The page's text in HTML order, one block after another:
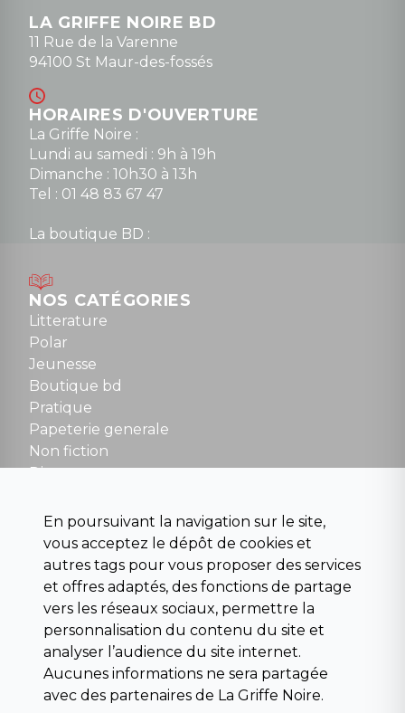
LA GRIFFE NOIRE BD
11 Rue de la Varenne
94100 St Maur-des-fossés
HORAIRES D'OUVERTURE
La Griffe Noire :
Lundi au samedi : 9h à 19h
Dimanche : 10h30 à 13h
Tel : 01 48 83 67 47
La boutique BD :
Mardi au samedi : 10h à 13h / 14h à 19h
Dimanche : 10h30 à 12h30
Tel : 01 48 89 13 88
Fermé le dimanche en Juillet et Août
NOUS CONTACTER
contact@la-griffe-noire.com
NOS CATÉGORIES
Litterature
Polar
Jeunesse
Boutique bd
Pratique
Papeterie generale
Non fiction
Divers
Beaux livres et art
Para scolaire
Histoire
Pochoteque
Pleiade
INFORMATIONS
Droit de rétractation
En poursuivant la navigation sur le site,
vous acceptez le dépôt de cookies et
autres tags pour vous proposer des services
et offres adaptés, des fonctions de partage
vers les réseaux sociaux, permettre la
personnalisation du contenu du site et
analyser l’audience du site internet.
Aucunes informations ne sera partagée
avec des partenaires de La Griffe Noire.